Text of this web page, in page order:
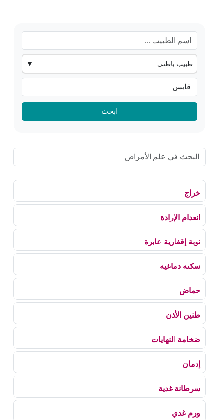
طبيب باطني
ابحث
خراج
انعدام الإرادة
نوبة إقفارية عابرة
سكتة دماغية
حماض
طنين الأذن
ضخامة النهايات
إدمان
سرطانة غدية
ورم غدي